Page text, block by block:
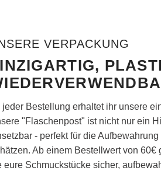
VERPACKUNG
jeder Bestellung erhaltet ihr unsere
"Flaschenpost" ist nicht nur ein
- perfekt für die
Ab einem Bestellwert von
eure Schmuckstücke sicher,